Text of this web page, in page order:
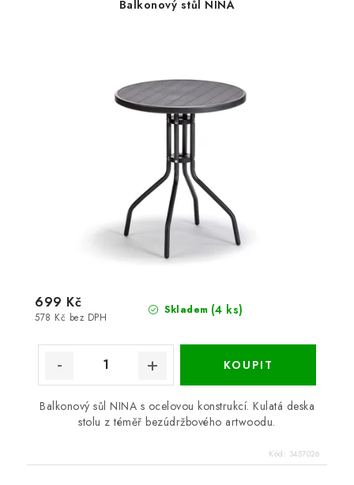
Balkonový stůl NINA
Skladem (4 ks)
578 Kč bez DPH
699 Kč
Balkonový sůl NINA s ocelovou konstrukcí. Kulatá deska
stolu z téměř bezúdržbového artwoodu.
Kód: 3457026